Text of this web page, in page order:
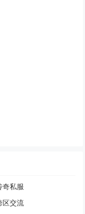
奇私服
区交流